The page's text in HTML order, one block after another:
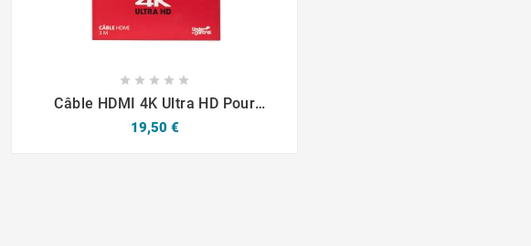
 
    
Câble HDMI 4K Ultra HD Pour
Nintendo Switch
Prix
19,50 €